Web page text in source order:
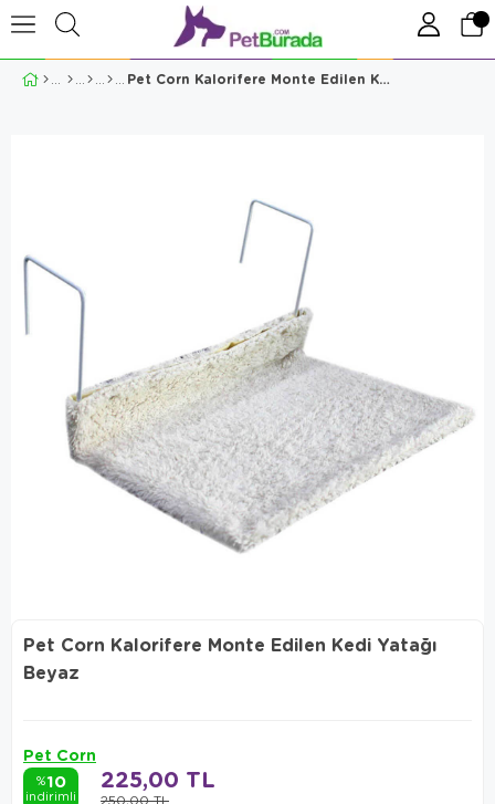
Pet Corn Kalorifere Monte Edilen Kedi Yatağı Beyaz
Pet Corn Kalorifere Monte Edilen Kedi Yatağı
Beyaz
Pet Corn
%10
indirimli 250,00 TL
225,00 TL